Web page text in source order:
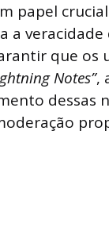
papel
veracidade
que os
Notes”,
dessas